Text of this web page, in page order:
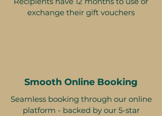
exchange their gift vouchers
Smooth Online Booking
Seamless booking through our online
platform - backed by our 5-star